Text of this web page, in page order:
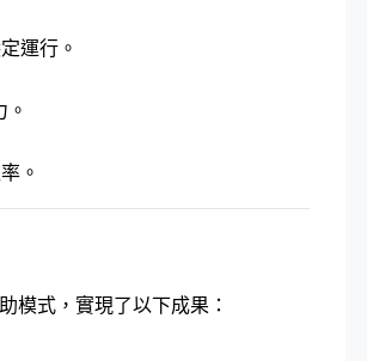
運行。
。
模式，實現了以下成果：